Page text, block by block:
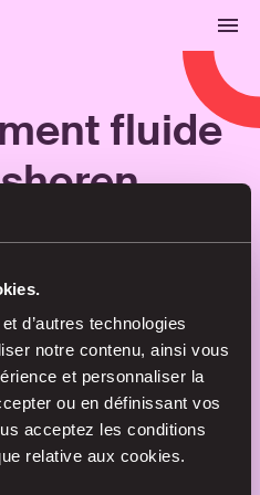
d’autres technologies
notre contenu, ainsi vous
et personnaliser la
ou en définissant vos
acceptez les conditions
relative aux cookies.
fluide
en un rien de